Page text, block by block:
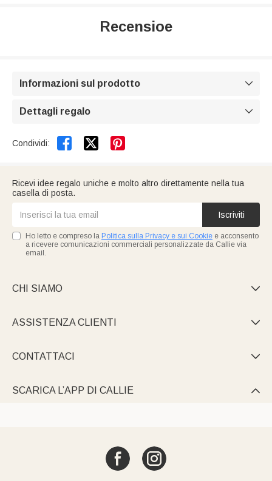
Recensioe
Informazioni sul prodotto 
Dettagli regalo 
Condividi:  
Ricevi idee regalo uniche e molto altro direttamente nella tua
casella di posta.
Iscriviti
Ho letto e compreso la Politica sulla Privacy e sui Cookie e acconsento
a ricevere comunicazioni commerciali personalizzate da Callie via
email.
CHI SIAMO 
ASSISTENZA CLIENTI 
CONTATTACI 
SCARICA L’APP DI CALLIE 